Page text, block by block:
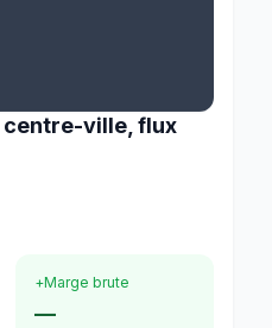
centre-ville, flux
+Marge brute
—